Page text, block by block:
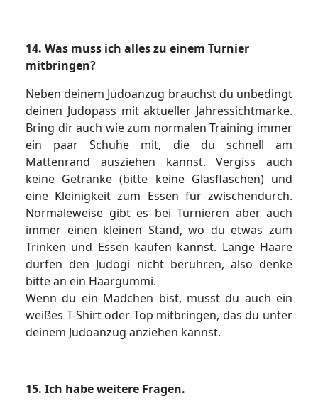
14. Was muss ich alles zu einem Turnier
mitbringen?
Neben deinem Judoanzug brauchst du unbedingt
deinen Judopass mit aktueller Jahressichtmarke.
Bring dir auch wie zum normalen Training immer
ein paar Schuhe mit, die du schnell am
Mattenrand ausziehen kannst. Vergiss auch
keine Getränke (bitte keine Glasflaschen) und
eine Kleinigkeit zum Essen für zwischendurch.
Normaleweise gibt es bei Turnieren aber auch
immer einen kleinen Stand, wo du etwas zum
Trinken und Essen kaufen kannst. Lange Haare
dürfen den Judogi nicht berühren, also denke
bitte an ein Haargummi.
Wenn du ein Mädchen bist, musst du auch ein
weißes T-Shirt oder Top mitbringen, das du unter
deinem Judoanzug anziehen kannst.
15. Ich habe weitere Fragen.